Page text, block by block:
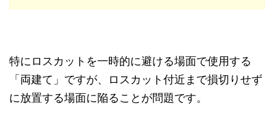
特にロスカットを一時的に避ける場面で使用する
「両建て」ですが、ロスカット付近まで損切りせず
に放置する場面に陥ることが問題です。